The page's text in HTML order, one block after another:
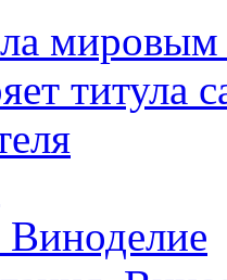
титула